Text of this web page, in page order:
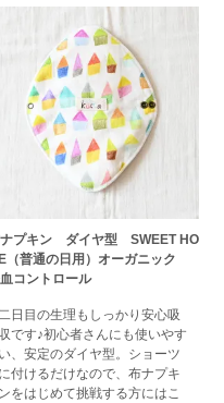
プキン ダイヤ型 SWEET HO
（普通の日用）オーガニック
コントロール
二日目の生理もしっかり安心吸
です♪初心者さんにも使いやす
い、安定のダイヤ型。ショーツ
に付けるだけなので、布ナプキ
ンをはじめて挑戦する方にはこ